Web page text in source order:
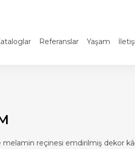
Referanslar Yaşam
reçinesi emdirilmiş dekor